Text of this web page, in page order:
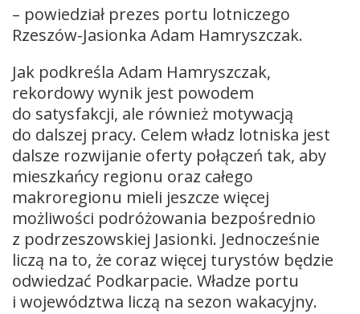
– powiedział prezes portu lotniczego
Rzeszów-Jasionka Adam Hamryszczak.
Jak podkreśla Adam Hamryszczak,
rekordowy wynik jest powodem
do satysfakcji, ale również motywacją
do dalszej pracy. Celem władz lotniska jest
dalsze rozwijanie oferty połączeń tak, aby
mieszkańcy regionu oraz całego
makroregionu mieli jeszcze więcej
możliwości podróżowania bezpośrednio
z podrzeszowskiej Jasionki. Jednocześnie
liczą na to, że coraz więcej turystów będzie
odwiedzać Podkarpacie. Władze portu
i województwa liczą na sezon wakacyjny.